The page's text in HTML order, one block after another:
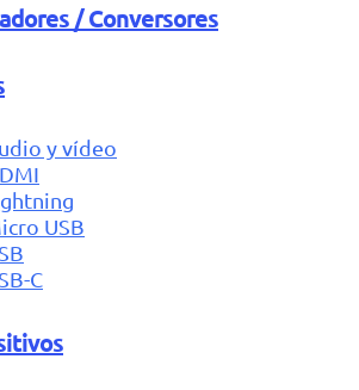
/ Conversores
y vídeo
USB
C